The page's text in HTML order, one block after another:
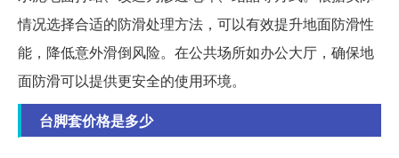
情况选择合适的防滑处理方法，可以有效提升地面防滑性
能，降低意外滑倒风险。在公共场所如办公大厅，确保地
面防滑可以提供更安全的使用环境。
台脚套价格是多少